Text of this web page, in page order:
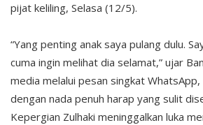
pijat keliling, Selasa (12/5).
“Yang penting anak saya pulang dulu.
cuma ingin melihat dia selamat,” ujar
media melalui pesan singkat
dengan nada penuh harap yang sulit
Kepergian Zulhaki meninggalkan luka